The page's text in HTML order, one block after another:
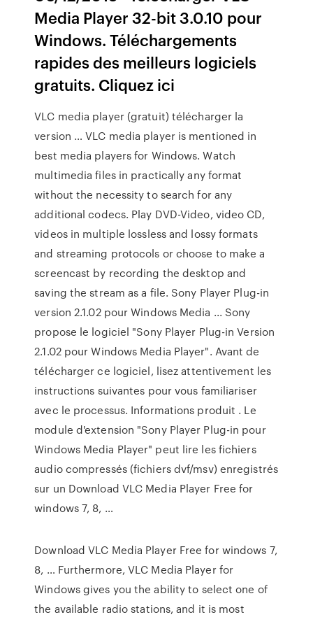
Media Player 32-bit 3.0.10 pour
Windows. Téléchargements
rapides des meilleurs logiciels
gratuits. Cliquez ici
VLC media player (gratuit) télécharger la
version … VLC media player is mentioned in
best media players for Windows. Watch
multimedia files in practically any format
without the necessity to search for any
additional codecs. Play DVD-Video, video CD,
videos in multiple lossless and lossy formats
and streaming protocols or choose to make a
screencast by recording the desktop and
saving the stream as a file. Sony Player Plug-in
version 2.1.02 pour Windows Media ... Sony
propose le logiciel "Sony Player Plug-in Version
2.1.02 pour Windows Media Player". Avant de
télécharger ce logiciel, lisez attentivement les
instructions suivantes pour vous familiariser
avec le processus. Informations produit . Le
module d'extension "Sony Player Plug-in pour
Windows Media Player" peut lire les fichiers
audio compressés (fichiers dvf/msv) enregistrés
sur un Download VLC Media Player Free for
windows 7, 8, …
Download VLC Media Player Free for windows 7,
8, … Furthermore, VLC Media Player for
Windows gives you the ability to select one of
the available radio stations, and it is most